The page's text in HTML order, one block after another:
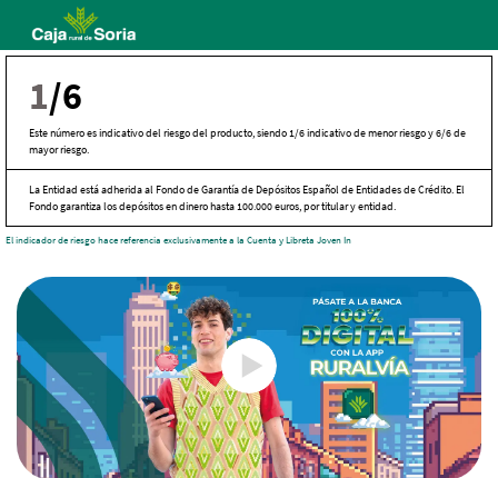
1/6
Este número es indicativo del riesgo del producto, siendo 1/6 indicativo de menor riesgo y 6/6 de
mayor riesgo.
La Entidad está adherida al Fondo de Garantía de Depósitos Español de Entidades de Crédito. El
Fondo garantiza los depósitos en dinero hasta 100.000 euros, por titular y entidad.
El indicador de riesgo hace referencia exclusivamente a la Cuenta y Libreta Joven In
contenido,
favor
espere...